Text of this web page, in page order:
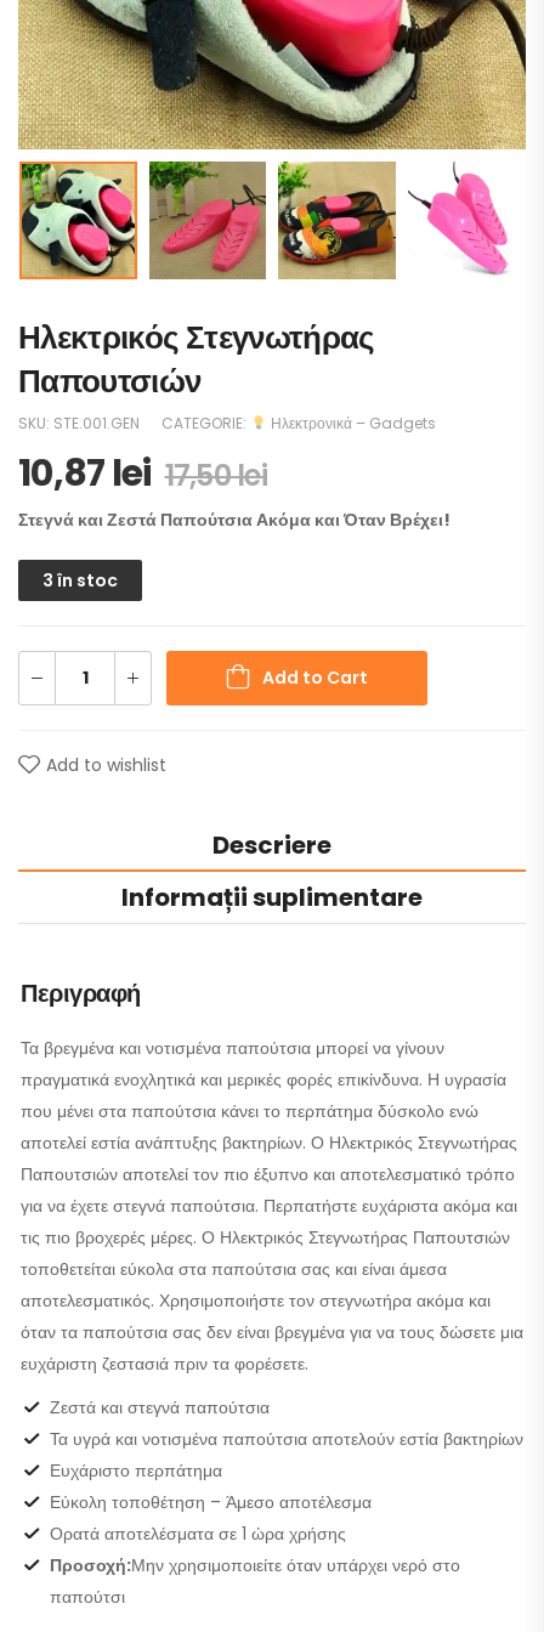
Ηλεκτρικός Στεγνωτήρας
Παπουτσιών
SKU: STE.001.GEN CATEGORIE: Ηλεκτρονικά – Gadgets
10,87lei 17,50lei
Στεγνά και Ζεστά Παπούτσια Ακόμα και Όταν Βρέχει!
3 în stoc
Add to Cart
Add to wishlist
Descriere
Informații suplimentare
Περιγραφή
Τα βρεγμένα και νοτισμένα παπούτσια μπορεί να γίνουν
πραγματικά ενοχλητικά και μερικές φορές επικίνδυνα. Η υγρασία
που μένει στα παπούτσια κάνει το περπάτημα δύσκολο ενώ
αποτελεί εστία ανάπτυξης βακτηρίων. Ο Ηλεκτρικός Στεγνωτήρας
Παπουτσιών αποτελεί τον πιο έξυπνο και αποτελεσματικό τρόπο
για να έχετε στεγνά παπούτσια. Περπατήστε ευχάριστα ακόμα και
τις πιο βροχερές μέρες. Ο Ηλεκτρικός Στεγνωτήρας Παπουτσιών
τοποθετείται εύκολα στα παπούτσια σας και είναι άμεσα
αποτελεσματικός. Χρησιμοποιήστε τον στεγνωτήρα ακόμα και
όταν τα παπούτσια σας δεν είναι βρεγμένα για να τους δώσετε μια
ευχάριστη ζεστασιά πριν τα φορέσετε.
Ζεστά και στεγνά παπούτσια
Τα υγρά και νοτισμένα παπούτσια αποτελούν εστία βακτηρίων
Ευχάριστο περπάτημα
Εύκολη τοποθέτηση – Άμεσο αποτέλεσμα
Ορατά αποτελέσματα σε 1 ώρα χρήσης
Προσοχή:Μην χρησιμοποιείτε όταν υπάρχει νερό στο
παπούτσι